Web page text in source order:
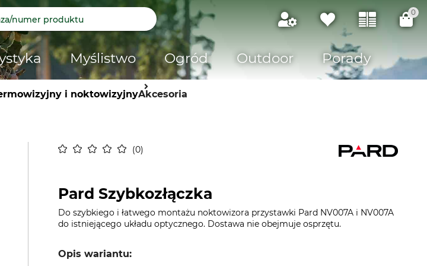
0
Myślistwo Ogród Outdoor Porady
i noktowizyjnyAkcesoria
0
Pard Szybkozłączka
Do szybkiego i łatwego montażu noktowizora przystawki Pard NV007A i NV007A
do istniejącego układu optycznego. Dostawa nie obejmuje osprzętu.
Opis wariantu: